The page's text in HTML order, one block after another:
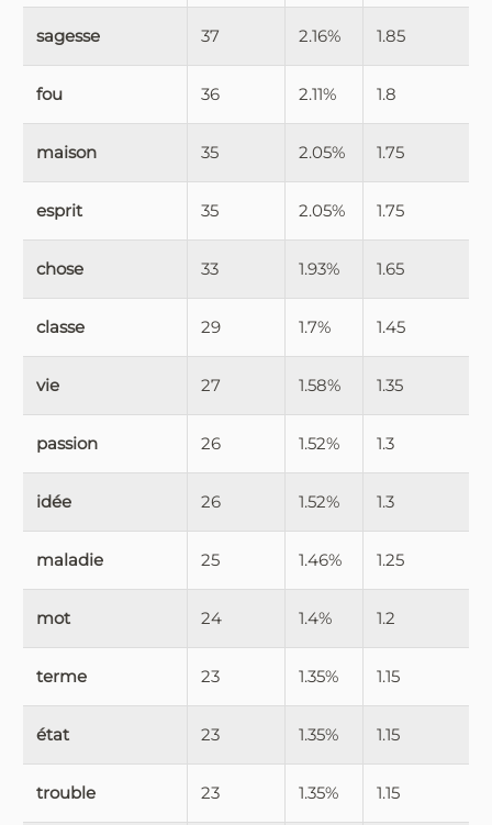
sagesse 37 2.16% 1.85
fou 36 2.11% 1.8
maison 35 2.05% 1.75
esprit 35 2.05% 1.75
chose 33 1.93% 1.65
classe 29 1.7% 1.45
vie 27 1.58% 1.35
passion 26 1.52% 1.3
idée 26 1.52% 1.3
maladie 25 1.46% 1.25
mot 24 1.4% 1.2
terme 23 1.35% 1.15
état 23 1.35% 1.15
trouble 23 1.35% 1.15